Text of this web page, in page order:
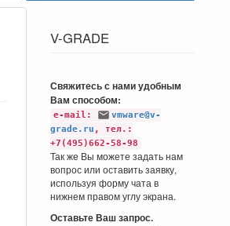
V-GRADE
Свяжитесь с нами удобным
Вам способом:
e-mail:
vmware@v-
grade.ru , тел.:
+7(495)662-58-98
Так же Вы можете задать нам
вопрос или оставить заявку,
используя форму чата в
нижнем правом углу экрана.
Оставьте Ваш запрос.